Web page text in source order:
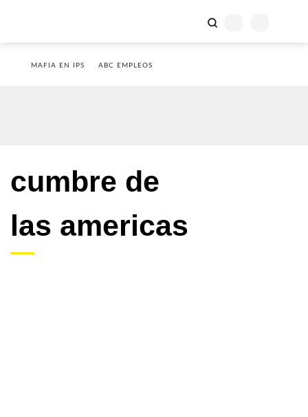
MAFIA EN IPS ABC EMPLEOS
cumbre de
las americas